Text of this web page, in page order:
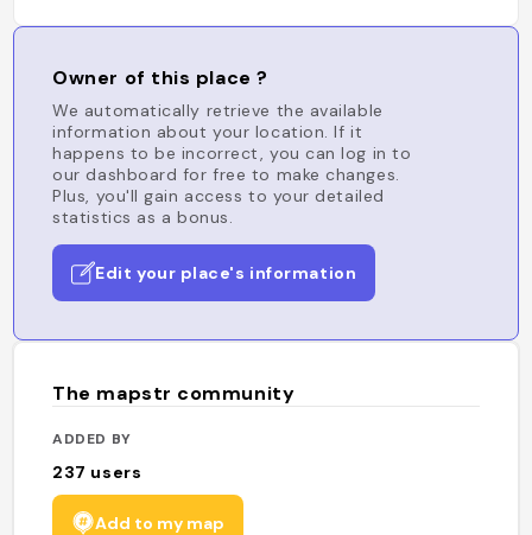
Owner of this place ?
We automatically retrieve the available
information about your location. If it
happens to be incorrect, you can log in to
our dashboard for free to make changes.
Plus, you'll gain access to your detailed
statistics as a bonus.
Edit your place's information
The mapstr community
ADDED BY
237 users
Add to my map